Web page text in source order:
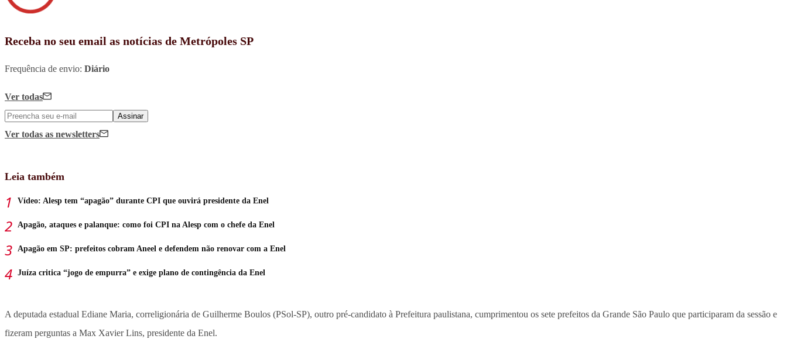
Receba no seu email as notícias de Metrópoles SP
Frequência de envio: Diário
Ver todas
Assinar
Ver todas as newsletters
Leia também
Vídeo: Alesp tem “apagão” durante CPI que ouvirá presidente da Enel
Apagão, ataques e palanque: como foi CPI na Alesp com o chefe da Enel
Apagão em SP: prefeitos cobram Aneel e defendem não renovar com a Enel
Juíza critica “jogo de empurra” e exige plano de contingência da Enel
A deputada estadual Ediane Maria, correligionária de Guilherme Boulos (PSol-SP), outro pré-candidato à Prefeitura paulistana, cumprimentou os sete prefeitos da Grande São Paulo que participaram da sessão e
fizeram perguntas a Max Xavier Lins, presidente da Enel.